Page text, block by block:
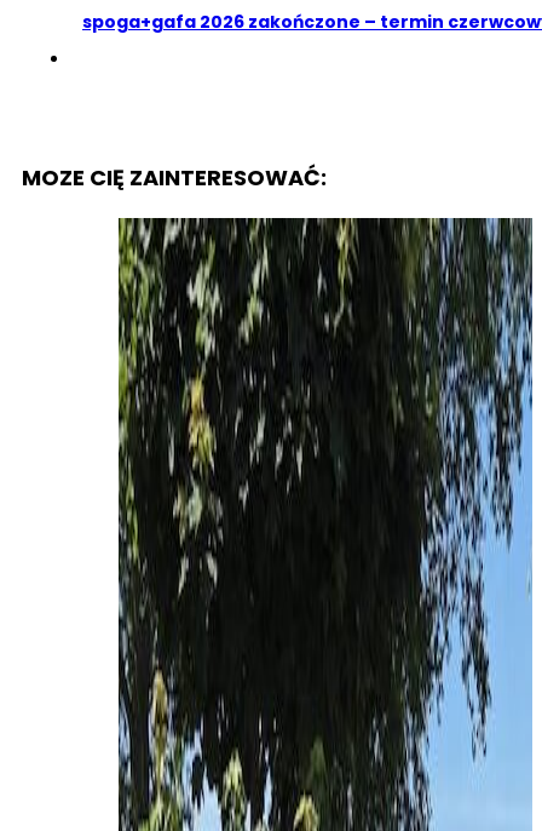
spoga+gafa 2026 zakończone – termin
MOZE CIĘ ZAINTERESOWAĆ: